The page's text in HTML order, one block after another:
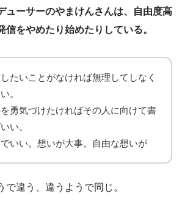
ューサーのやまけんさんは、自由度高
信をやめたり始めたりしている。
たいことがなければ無理してしなく
。
勇気づけたければその人に向けて書
い。
いい。想いが大事。自由な想いが
で違う、違うようで同じ。